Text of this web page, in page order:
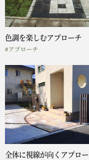
色調を楽しむアプローチ
#アプローチ
全体に視線が向くアプロ